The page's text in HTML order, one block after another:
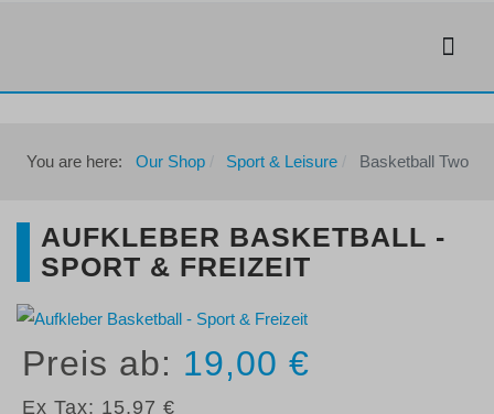
You are here: Our Shop Sport & Leisure Basketball Two
AUFKLEBER BASKETBALL -
SPORT & FREIZEIT
19,00 €
Ex Tax: 15,97 €